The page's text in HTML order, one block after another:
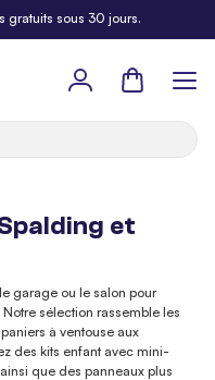
gratuits sous 30 jours.
Panier
et
garage ou le salon pour
sélection rassemble les
à ventouse aux
des kits enfant avec mini-
que des panneaux plus